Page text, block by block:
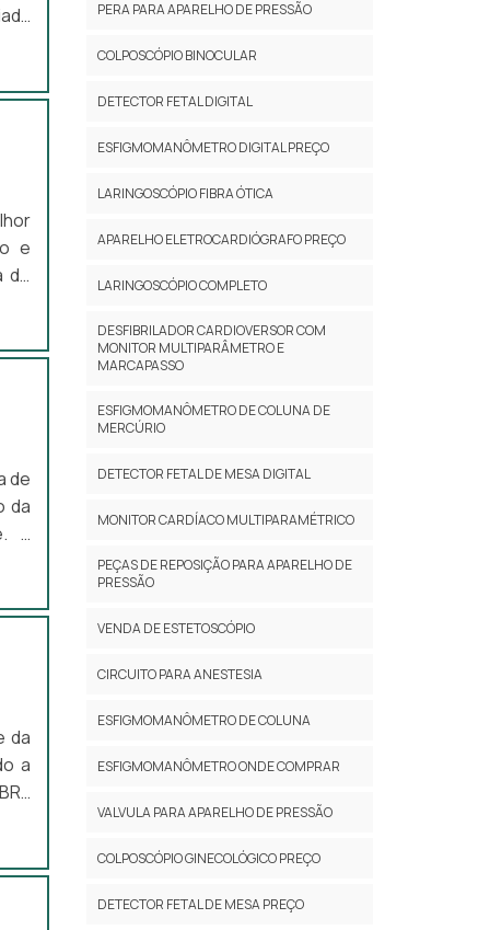
é
é
e
de
e
de
da
É
da
a
e
PERA PARA APARELHO DE PRESSÃO
COLPOSCÓPIO BINOCULAR
DETECTOR FETAL DIGITAL
ESFIGMOMANÔMETRO DIGITAL PREÇO
LARINGOSCÓPIO FIBRA ÓTICA
APARELHO ELETROCARDIÓGRAFO PREÇO
LARINGOSCÓPIO COMPLETO
DESFIBRILADOR CARDIOVERSOR COM
MONITOR MULTIPARÂMETRO E
MARCAPASSO
ESFIGMOMANÔMETRO DE COLUNA DE
MERCÚRIO
DETECTOR FETAL DE MESA DIGITAL
MONITOR CARDÍACO MULTIPARAMÉTRICO
PEÇAS DE REPOSIÇÃO PARA APARELHO DE
PRESSÃO
VENDA DE ESTETOSCÓPIO
CIRCUITO PARA ANESTESIA
ESFIGMOMANÔMETRO DE COLUNA
ESFIGMOMANÔMETRO ONDE COMPRAR
VALVULA PARA APARELHO DE PRESSÃO
COLPOSCÓPIO GINECOLÓGICO PREÇO
DETECTOR FETAL DE MESA PREÇO